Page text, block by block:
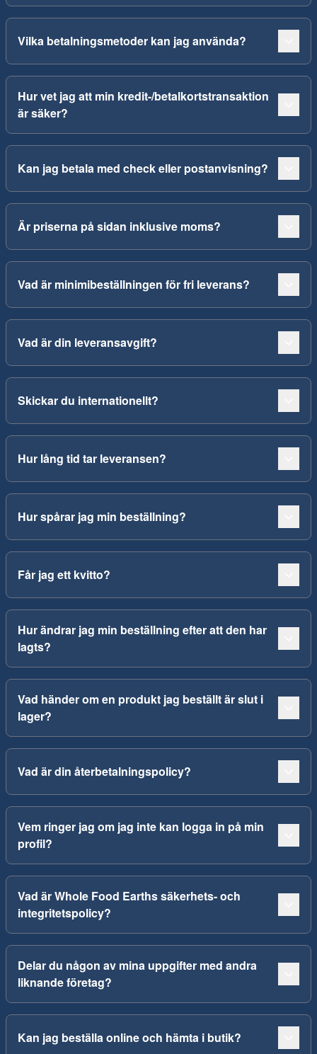
Vilka betalningsmetoder kan jag använda?
Hur vet jag att min kredit-/betalkortstransaktion
är säker?
Kan jag betala med check eller postanvisning?
Är priserna på sidan inklusive moms?
Vad är minimibeställningen för fri leverans?
Vad är din leveransavgift?
Skickar du internationellt?
Hur lång tid tar leveransen?
Hur spårar jag min beställning?
Får jag ett kvitto?
Hur ändrar jag min beställning efter att den har
lagts?
Vad händer om en produkt jag beställt är slut i
lager?
Vad är din återbetalningspolicy?
Vem ringer jag om jag inte kan logga in på min
profil?
Vad är Whole Food Earths säkerhets- och
integritetspolicy?
Delar du någon av mina uppgifter med andra
liknande företag?
Kan jag beställa online och hämta i butik?